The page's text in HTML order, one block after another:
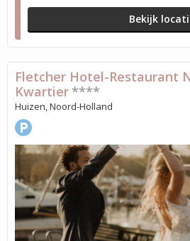
Bekijk
Fletcher Hotel-Restaurant
Kwartier ****
Huizen, Noord-Holland